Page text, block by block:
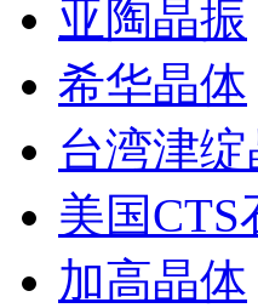
亚陶晶振
希华晶体
台湾津
美国CTS
加高晶体